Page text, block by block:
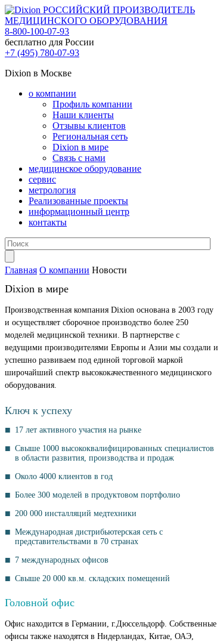
РОССИЙСКИЙ ПРОИЗВОДИТЕЛЬ
МЕДИЦИНСКОГО ОБОРУДОВАНИЯ
8-800-100-07-93
бесплатно для России
+7 (495) 780-07-93
Dixion в Москве
о компании
Профиль компании
Наши клиенты
Отзывы клиентов
Региональная сеть
Dixion в мире
Связь с нами
медицинское оборудование
сервис
метрология
Реализованные проекты
информационный центр
контакты
Главная О компании Новости
Dixion в мире
Производственная компания Dixion основана в 2003 году
и осуществляет сборочное производство более 250
моделей медицинской техники. В партнерстве с
ведущими производителями Европы и Азии мы создали и
успешно развиваем под единой торговой маркой
широчайший спектр высококачественного медицинского
оборудования.
Ключ к успеху
17 лет активного участия на рынке
Свыше 1000 высококвалифицированных специалистов
в области развития, производства и продаж
Около 4000 клиентов в год
Более 300 моделей в продуктовом портфолио
200 000 инсталляций медтехники
Международная дистрибьютерская сеть с
представительствами в 70 странах
7 международных офисов
Свыше 20 000 кв.м. складских помещений
Головной офис
Офис находится в Германии, г.Дюссельдорф. Собственные
офисы также находятся в Нидерландах, Китае, ОАЭ,